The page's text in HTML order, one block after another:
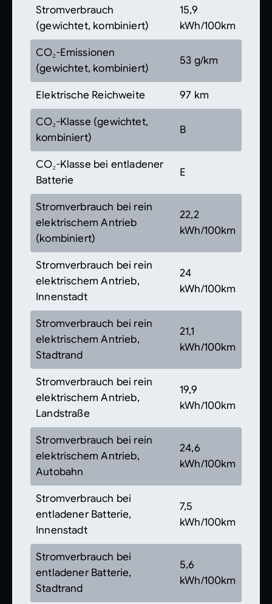
Stromverbrauch
(gewichtet, kombiniert)
15,9
kWh/100km
CO₂-Emissionen
(gewichtet, kombiniert)
53 g/km
Elektrische Reichweite 97 km
CO₂-Klasse (gewichtet,
kombiniert)
B
CO₂-Klasse bei entladener
Batterie
E
Stromverbrauch bei rein
elektrischem Antrieb
(kombiniert)
22,2
kWh/100km
Stromverbrauch bei rein
elektrischem Antrieb,
Innenstadt
24
kWh/100km
Stromverbrauch bei rein
elektrischem Antrieb,
Stadtrand
21,1
kWh/100km
Stromverbrauch bei rein
elektrischem Antrieb,
Landstraße
19,9
kWh/100km
Stromverbrauch bei rein
elektrischem Antrieb,
Autobahn
24,6
kWh/100km
Stromverbrauch bei
entladener Batterie,
Innenstadt
7,5
kWh/100km
Stromverbrauch bei
entladener Batterie,
Stadtrand
5,6
kWh/100km